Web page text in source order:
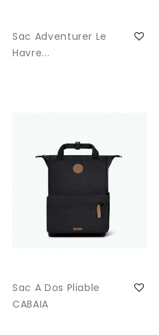
Sac Adventurer Le
Havre...
Sac A Dos Pliable
CABAIA